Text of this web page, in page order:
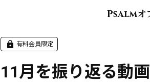
Psalmオ
有料会員限定
11月を振り返る動画